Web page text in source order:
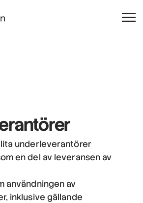
underleverantörer
en del av leveransen av
användningen av
inklusive gällande